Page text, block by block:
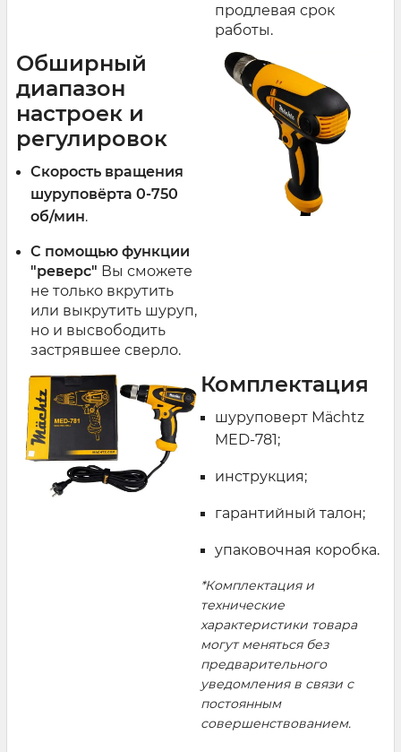
продлевая срок
работы.
Обширный
диапазон
настроек и
регулировок
Скорость вращения
шуруповёрта 0-750
об/мин.
С помощью функции
"реверс" Вы сможете
не только вкрутить
или выкрутить шуруп,
но и высвободить
застрявшее сверло.
Комплектация
шуруповерт Mächtz
MED-781;
инструкция;
гарантийный талон;
упаковочная коробка.
*Комплектация и
технические
характеристики товара
могут меняться без
предварительного
уведомления в связи с
постоянным
совершенствованием.